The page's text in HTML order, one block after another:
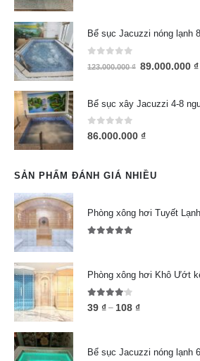
Bể sục Jacuzzi nóng lạnh
out of 5
123.000.000₫ 89.000.000 ₫
Bể sục xây Jacuzzi 4-8
0out of 5
86.000.000 ₫
SẢN PHẨM ĐÁNH GIÁ NHIỀU
Phòng xông hơi Tuyết
Phòng xông hơi Khô Ướt
4.00 out of 5
39 ₫ – 108 ₫
Bể sục Jacuzzi nóng lạnh